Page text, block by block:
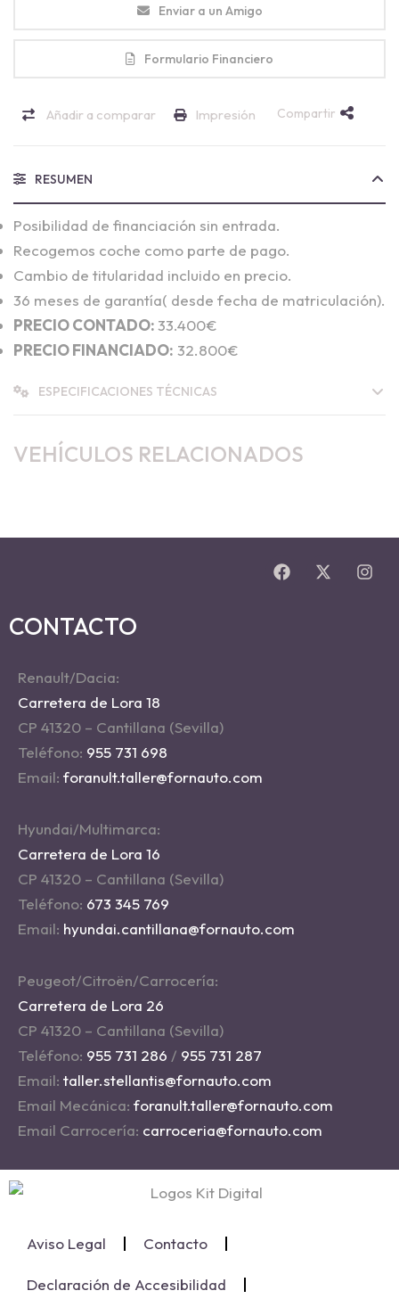
Enviar a un Amigo
Formulario Financiero
Añadir a comparar Impresión Compartir
RESUMEN
Posibilidad de financiación sin entrada.
Recogemos coche como parte de pago.
Cambio de titularidad incluido en precio.
36 meses de garantía( desde fecha de matriculación).
PRECIO CONTADO:33.400€
PRECIO FINANCIADO: 32.800€
ESPECIFICACIONES TÉCNICAS
VEHÍCULOS RELACIONADOS
CONTACTO
Renault/Dacia:
Carretera de Lora 18
CP 41320 – Cantillana (Sevilla)
Teléfono: 955 731 698
Email: foranult.taller@fornauto.com
Hyundai/Multimarca:
Carretera de Lora 16
CP 41320 – Cantillana (Sevilla)
Teléfono: 673 345 769
Email: hyundai.cantillana@fornauto.com
Peugeot/Citroën/Carrocería:
Carretera de Lora 26
CP 41320 – Cantillana (Sevilla)
Teléfono: 955 731 286 / 955 731 287
Email: taller.stellantis@fornauto.com
Email Mecánica: foranult.taller@fornauto.com
Email Carrocería: carroceria@fornauto.com
Aviso Legal Contacto
Declaración de Accesibilidad